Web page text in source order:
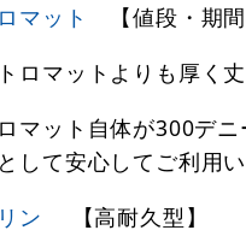
マット
【値段・期間
ロマットよりも厚く丈
マット自体が300デ
して安心してご利用い
ン 【高耐久型】